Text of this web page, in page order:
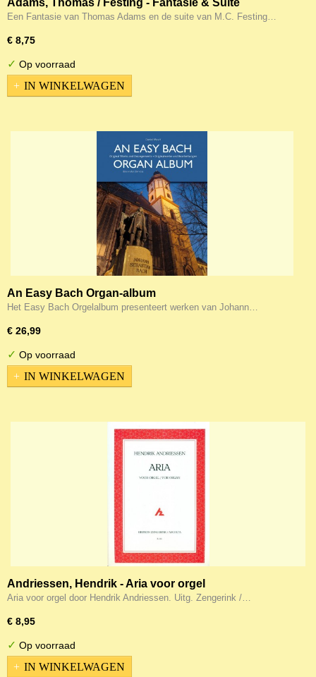
Adams, Thomas / Festing - Fantasie & Suite
Een Fantasie van Thomas Adams en de suite van M.C. Festing…
€ 8,75
✓ Op voorraad
IN WINKELWAGEN
An Easy Bach Organ-album
Het Easy Bach Orgelalbum presenteert werken van Johann…
€ 26,99
✓ Op voorraad
IN WINKELWAGEN
Andriessen, Hendrik - Aria voor orgel
Aria voor orgel door Hendrik Andriessen. Uitg. Zengerink /…
€ 8,95
✓ Op voorraad
IN WINKELWAGEN